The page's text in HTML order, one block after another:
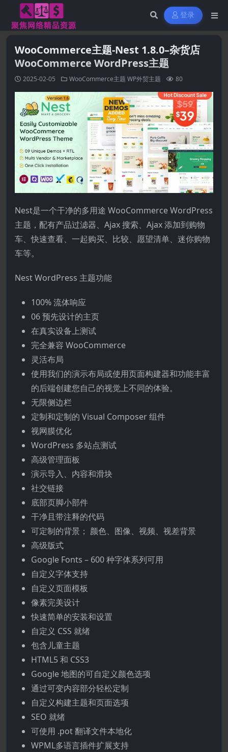
登录
WooCommerce主题-Nest 1.8.0–杂货店
WooCommerce WordPress主题
2025-02-05 WooCommerce主题 WP外贸主题 80
Nest是一个干净的多用途 WooCommerce WordPress
主题，配有产品过滤器、Ajax 搜索、Ajax 添加到购物
车、快速查看、一起购买、比较、愿望清单、迷你购物
车等。
Nest WordPress 主题功能
100% 流体响应
06 预先设计的主页
在真实设备上测试
完全兼容 WooCommerce
灵活布局
使用我们的演示布局或使用页面构建器和功能丰富
的后端创建您自己的视觉上不同的体验。
无限侧边栏
定制和定制的 Visual Composer 组件
视网膜优化
WordPress 多站点测试
高级管理面板
演示导入、内容和滑块
社交链接
底部页脚小部件
干净且带注释的代码
可定制的背景； 颜色、图像、视频、视差背景
高级版式
Google Fonts – 600 种字体系列可用
自定义字体支持
自定义页面模板
像素完美设计
快速简单的安装和设置
自定义 CSS 就绪
包含儿童主题
HTML5 和 CSS3
Google 地图的可自定义颜色选项
通过可变内容部分轻松定制
自定义构建主题和页面选项
SEO 就绪
可使用 .pot 翻译文件本地化
WPML多语言插件扩展支持